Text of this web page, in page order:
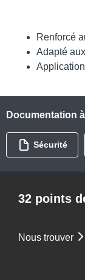
Renforcé
Adapté
Documentation
Sécurité
32 points
Nous trouver